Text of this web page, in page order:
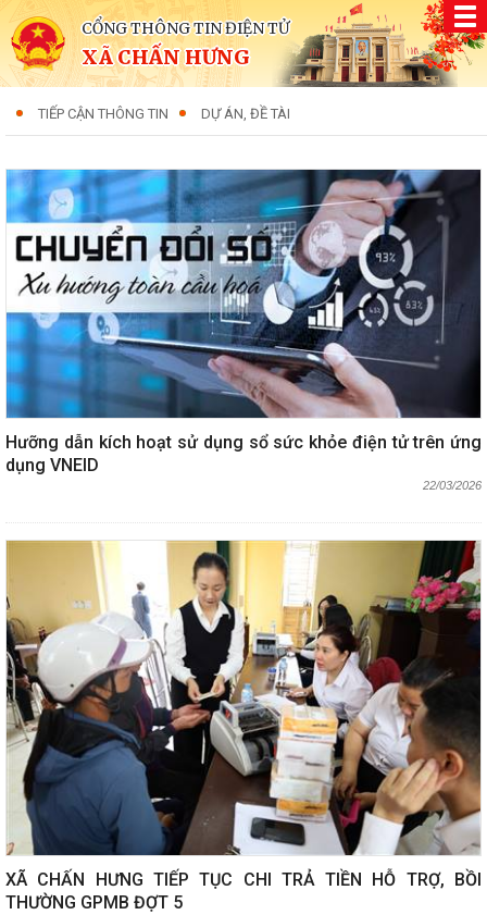
CỔNG THÔNG TIN ĐIỆN TỬ
XÃ CHẤN HƯNG
TIẾP CẬN THÔNG TIN DỰ ÁN, ĐỀ TÀI
Hưỡng dẫn kích hoạt sử dụng sổ sức khỏe điện tử trên ứng
dụng VNEID
22/03/2026
XÃ CHẤN HƯNG TIẾP TỤC CHI TRẢ TIỀN HỖ TRỢ, BỒI
THƯỜNG GPMB ĐỢT 5